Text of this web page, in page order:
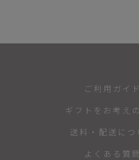
ご利用ガイド
ギフトをお考え
送料・配送につ
よくある質問